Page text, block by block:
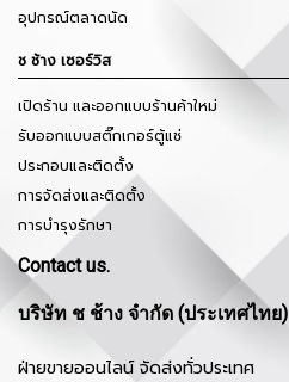
อุปกรณ์ตลาดนัด
ช ช้าง เซอร์วิส
เปิดร้าน และออกแบบร้านค้าใหม่
รับออกแบบสติ๊กเกอร์ตู้แช่
ประกอบและติดตั้ง
การจัดส่งและติดตั้ง
การบำรุงรักษา
Contact us.
บริษัท ช ช้าง จำกัด (ประเทศไทย)
ฝ่ายขายออนไลน์ จัดส่งทั่วประเทศ